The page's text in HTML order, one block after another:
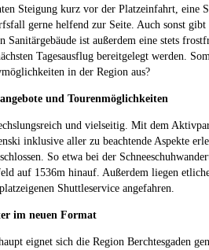
Steigung kurz vor der Platzeinfahrt, eine
gerne helfend zur Seite. Auch sonst
Sanitärgebäude ist außerdem eine stets
Tagesausflug bereitgelegt werden.
in der Region aus?
und Tourenmöglichkeiten
und vielseitig. Mit dem
inklusive aller zu beachtende Aspekte
So etwa bei der
auf 1536m hinauf. Außerdem liegen
Shuttleservice angefahren.
im neuen Format
eignet sich die Region Berchtesgaden